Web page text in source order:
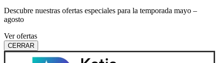
Descubre nuestras ofertas especiales para la temporada mayo –
agosto
Ver ofertas
CERRAR